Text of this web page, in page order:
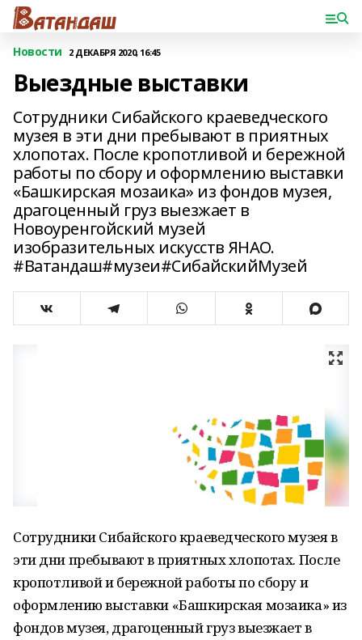
Новости 2 ДЕКАБРЯ 2020, 16:45
Выездные выставки
Сотрудники Сибайского краеведческого
музея в эти дни пребывают в приятных
хлопотах. После кропотливой и бережной
работы по сбору и оформлению выставки
«Башкирская мозаика» из фондов музея,
драгоценный груз выезжает в
Новоуренгойский музей
изобразительных искусств ЯНАО.
#Ватандаш#музеи#СибайскийМузей
Сотрудники Сибайского краеведческого музея в
эти дни пребывают в приятных хлопотах. После
кропотливой и бережной работы по сбору и
оформлению выставки «Башкирская мозаика» из
фондов музея, драгоценный груз выезжает в